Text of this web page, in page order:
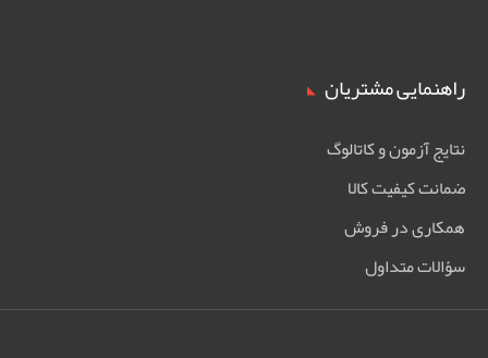
راهنمایی مشتریان
نتایج آزمون و کاتالوگ
ضمانت کیفیت کالا
همکاری در فروش
سؤالات متداول